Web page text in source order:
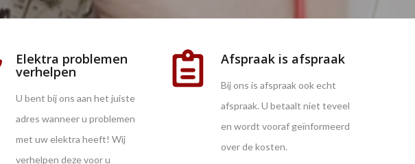
Elektra problemen
verhelpen
U bent bij ons aan het juiste
adres wanneer u problemen
met uw elektra heeft! Wij
verhelpen deze voor u
Afspraak is afspraak
Bij ons is afspraak ook echt
afspraak. U betaalt niet teveel
en wordt vooraf geïnformeerd
over de kosten.